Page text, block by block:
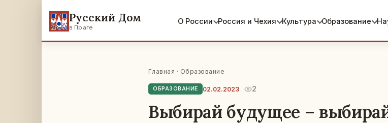
Русский Дом
в Праге
О России Россия и Чехия Культура Образование
Главная · Образование
ОБРАЗОВАНИЕ 02.02.2023 2
Выбирай будущее –